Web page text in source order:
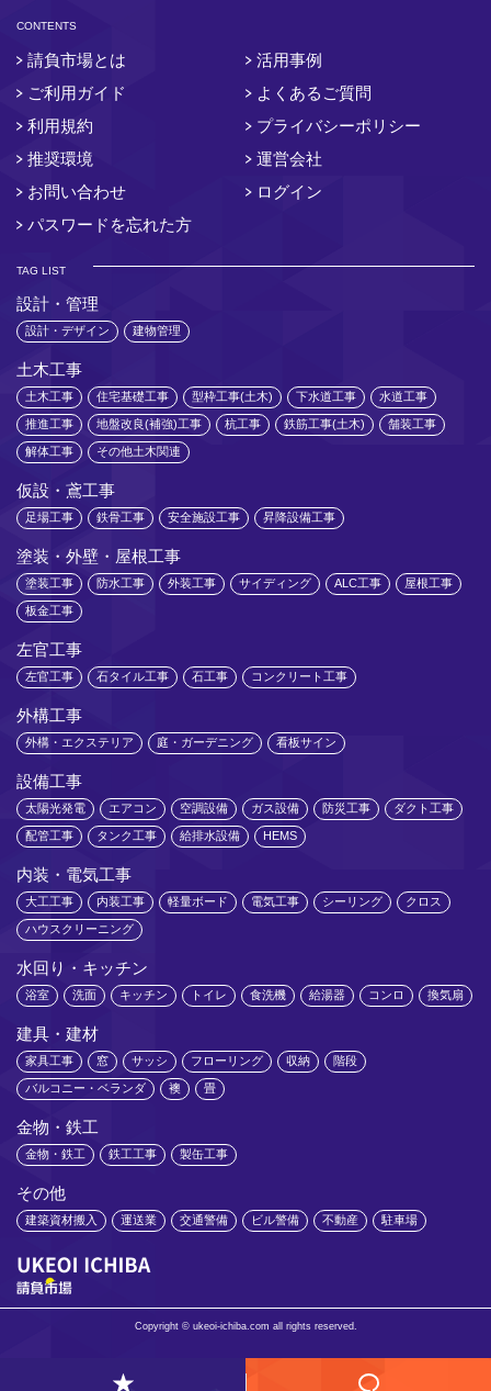
CONTENTS
請負市場とは
活用事例
ご利用ガイド
よくあるご質問
利用規約
プライバシーポリシー
推奨環境
運営会社
お問い合わせ
ログイン
パスワードを忘れた方
TAG LIST
設計・管理
設計・デザイン 建物管理
土木工事
土木工事 住宅基礎工事 型枠工事(土木) 下水道工事 水道工事
推進工事 地盤改良(補強)工事 杭工事 鉄筋工事(土木) 舗装工事
解体工事 その他土木関連
仮設・鳶工事
足場工事 鉄骨工事 安全施設工事 昇降設備工事
塗装・外壁・屋根工事
塗装工事 防水工事 外装工事 サイディング ALC工事 屋根工事
板金工事
左官工事
左官工事 石タイル工事 石工事 コンクリート工事
外構工事
外構・エクステリア 庭・ガーデニング 看板サイン
設備工事
太陽光発電 エアコン 空調設備 ガス設備 防災工事 ダクト工事
配管工事 タンク工事 給排水設備 HEMS
内装・電気工事
大工工事 内装工事 軽量ボード 電気工事 シーリング クロス
ハウスクリーニング
水回り・キッチン
浴室 洗面 キッチン トイレ 食洗機 給湯器 コンロ 換気扇
建具・建材
家具工事 窓 サッシ フローリング 収納 階段
バルコニー・ベランダ 襖 畳
金物・鉄工
金物・鉄工 鉄工工事 製缶工事
その他
建築資材搬入 運送業 交通警備 ビル警備 不動産 駐車場
Copyright © ukeoi-ichiba.com all rights reserved.